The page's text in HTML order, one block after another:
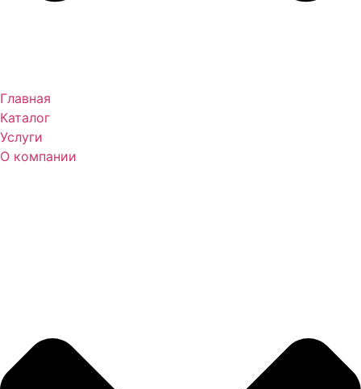
Главная
Каталог
Услуги
О компании